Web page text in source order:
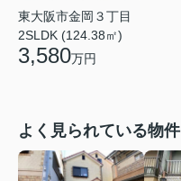
東大阪市金岡３丁目
2SLDK (124.38㎡)
3,580万円
よく見られている物件